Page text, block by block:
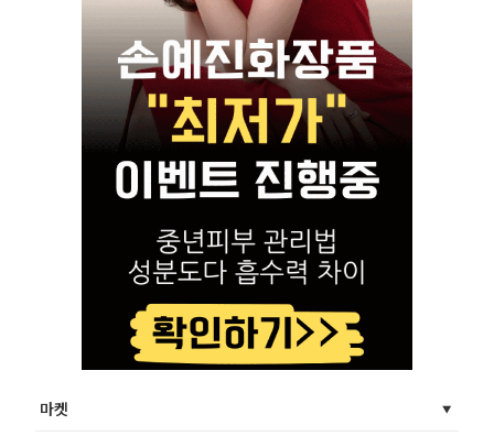
마켓